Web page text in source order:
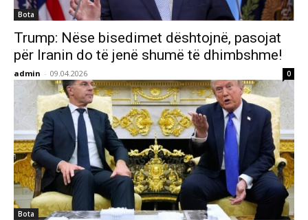
Bota
Trump: Nëse bisedimet dështojnë, pasojat
për Iranin do të jenë shumë të dhimbshme!
admin - 09.04.2026 0
Bota